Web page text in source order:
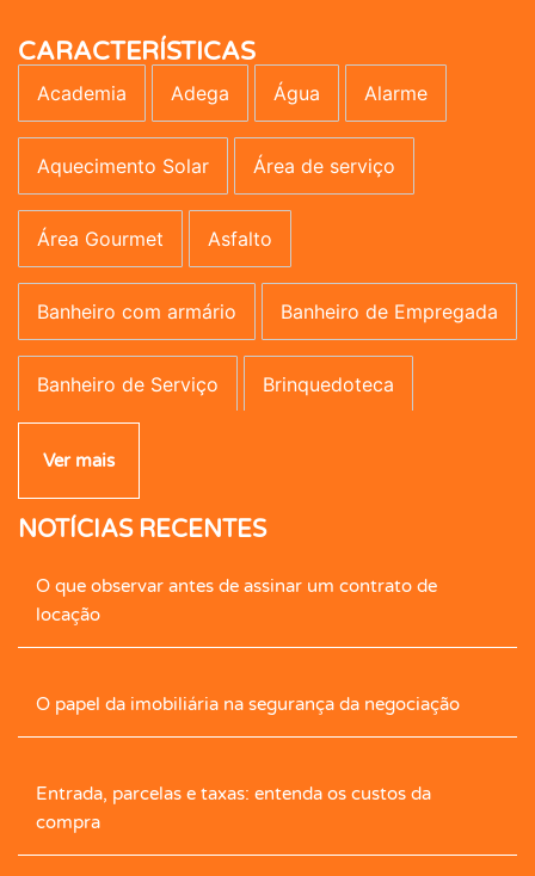
CARACTERÍSTICAS
Academia Adega Água Alarme
Aquecimento Solar Área de serviço
Área Gourmet Asfalto
Banheiro com armário Banheiro de Empregada
Banheiro de Serviço Brinquedoteca
Campo de Futebol
Caseiro Central de Gás
Cerca Elétrica
Corredor com armário
Ver mais
NOTÍCIAS RECENTES
O que observar antes de assinar um contrato de
locação
O papel da imobiliária na segurança da negociação
Entrada, parcelas e taxas: entenda os custos da
compra